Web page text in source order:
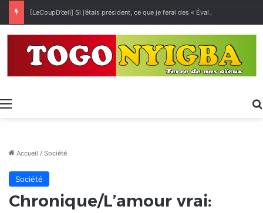
[LeCoupD’œil] Si j’étais président, ce que je ferai des « Évalas »
Menu
Accueil / Société
Société
Chronique/L’amour vrai: